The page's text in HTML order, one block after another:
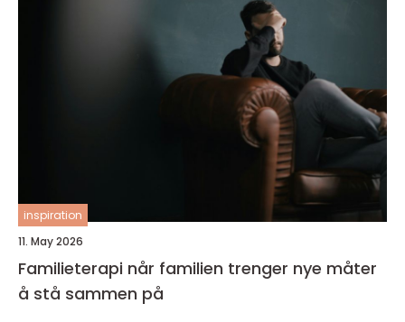
inspiration
11. May 2026
Familieterapi når familien trenger nye måter
å stå sammen på